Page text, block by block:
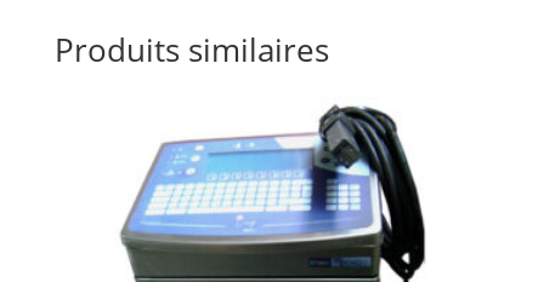
Produits similaires